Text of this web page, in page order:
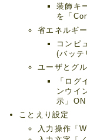
装飾キ
を「
省エネルギー
コンピ
(バッテ
ユーザとグ
「ログ
ンウイ
示」ON
ことえり設定
入力操作「